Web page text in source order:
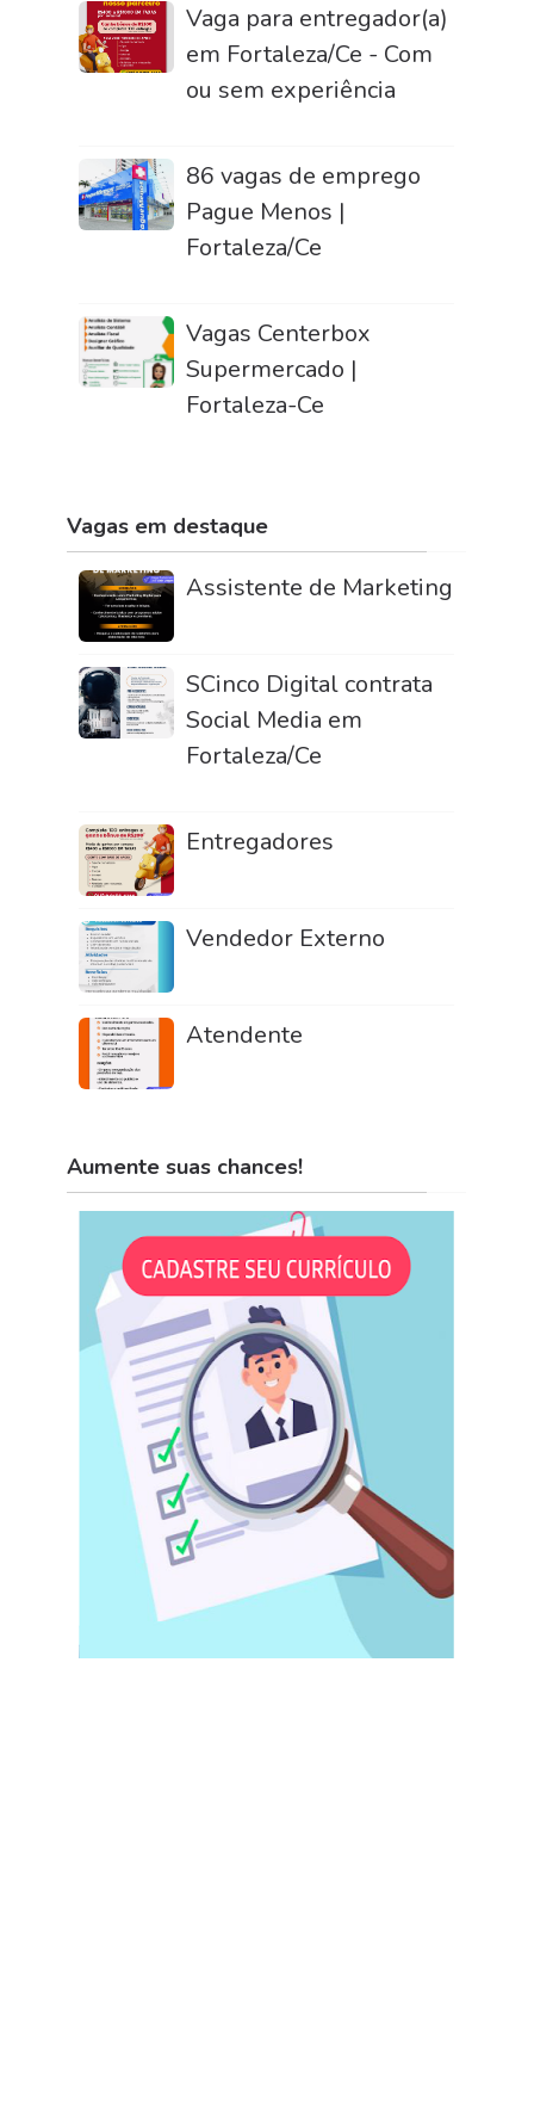
Vaga para entregador(a)
em Fortaleza/Ce - Com
ou sem experiência
86 vagas de emprego
Pague Menos |
Fortaleza/Ce
Vagas Centerbox
Supermercado |
Fortaleza-Ce
Vagas em destaque
Assistente de Marketing
SCinco Digital contrata
Social Media em
Fortaleza/Ce
Entregadores
Vendedor Externo
Atendente
Aumente suas chances!